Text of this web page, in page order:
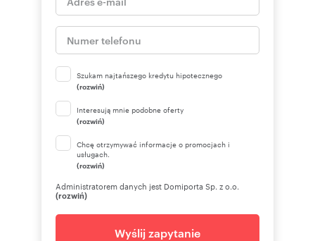
Szukam najtańszego kredytu hipotecznego
(rozwiń)
Interesują mnie podobne oferty
(rozwiń)
Chcę otrzymywać informacje o promocjach i
usługach.
(rozwiń)
Administratorem danych jest Domiporta Sp. z o.o.
(rozwiń)
Wyślij zapytanie